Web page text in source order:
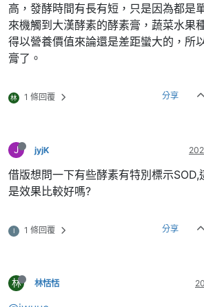
高，發酵時間有長有短，只是因為都是
來機觸到大漢酵素的酵素膏，蔬菜水果
得以營養價值來論還是差距蠻大的，所
膏了。
林 1 條回覆 分享
J jyjK
借版想問一下有些酵素有特別標示SOD,
是效果比較好嗎?
I 1 條回覆 分享
林 林恬恬